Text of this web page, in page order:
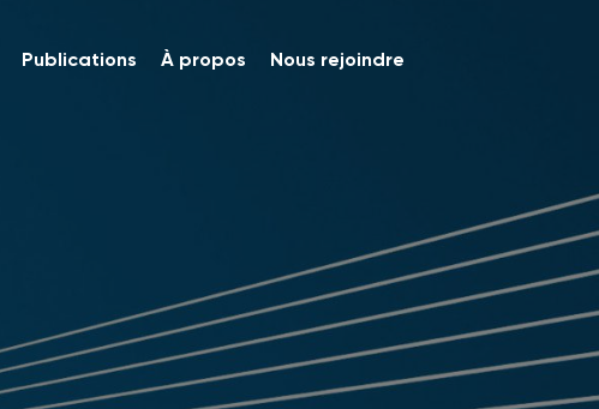
Publications À propos Nous rejoindre